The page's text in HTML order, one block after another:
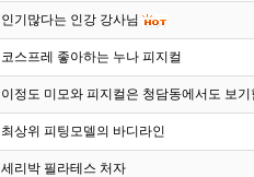
인기많다는 인강 강사님
코스프레 좋아하는 누나 피지컬
이정도 미모와 피지컬은 청담동에서도 보기
최상위 피팅모델의 바디라인
세리박 필라테스 처자